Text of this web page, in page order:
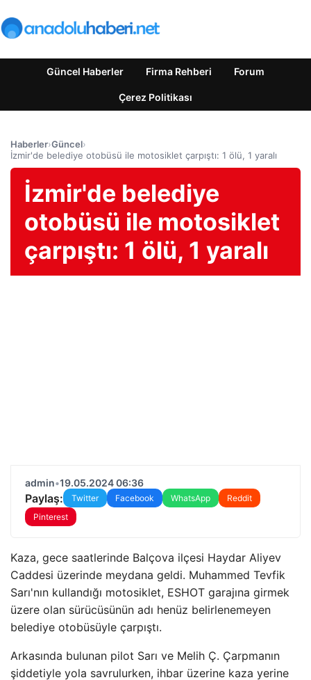
Güncel Haberler Firma Rehberi Forum
Çerez Politikası
Haberler›Güncel›
İzmir'de belediye otobüsü ile motosiklet çarpıştı: 1 ölü, 1 yaralı
İzmir'de belediye
otobüsü ile motosiklet
çarpıştı: 1 ölü, 1 yaralı
admin•19.05.2024 06:36
Paylaş: Twitter Facebook WhatsApp
Reddit
Pinterest
Kaza, gece saatlerinde Balçova ilçesi Haydar Aliyev
Caddesi üzerinde meydana geldi. Muhammed Tevfik
Sarı'nın kullandığı motosiklet, ESHOT garajına girmek
üzere olan sürücüsünün adı henüz belirlenemeyen
belediye otobüsüyle çarpıştı.
Arkasında bulunan pilot Sarı ve Melih Ç. Çarpmanın
şiddetiyle yola savrulurken, ihbar üzerine kaza yerine